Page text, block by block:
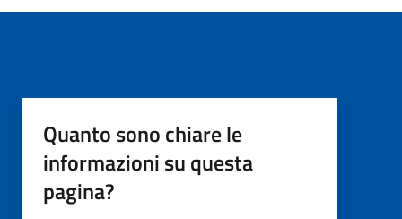
Quanto sono chiare le
informazioni su questa
pagina?